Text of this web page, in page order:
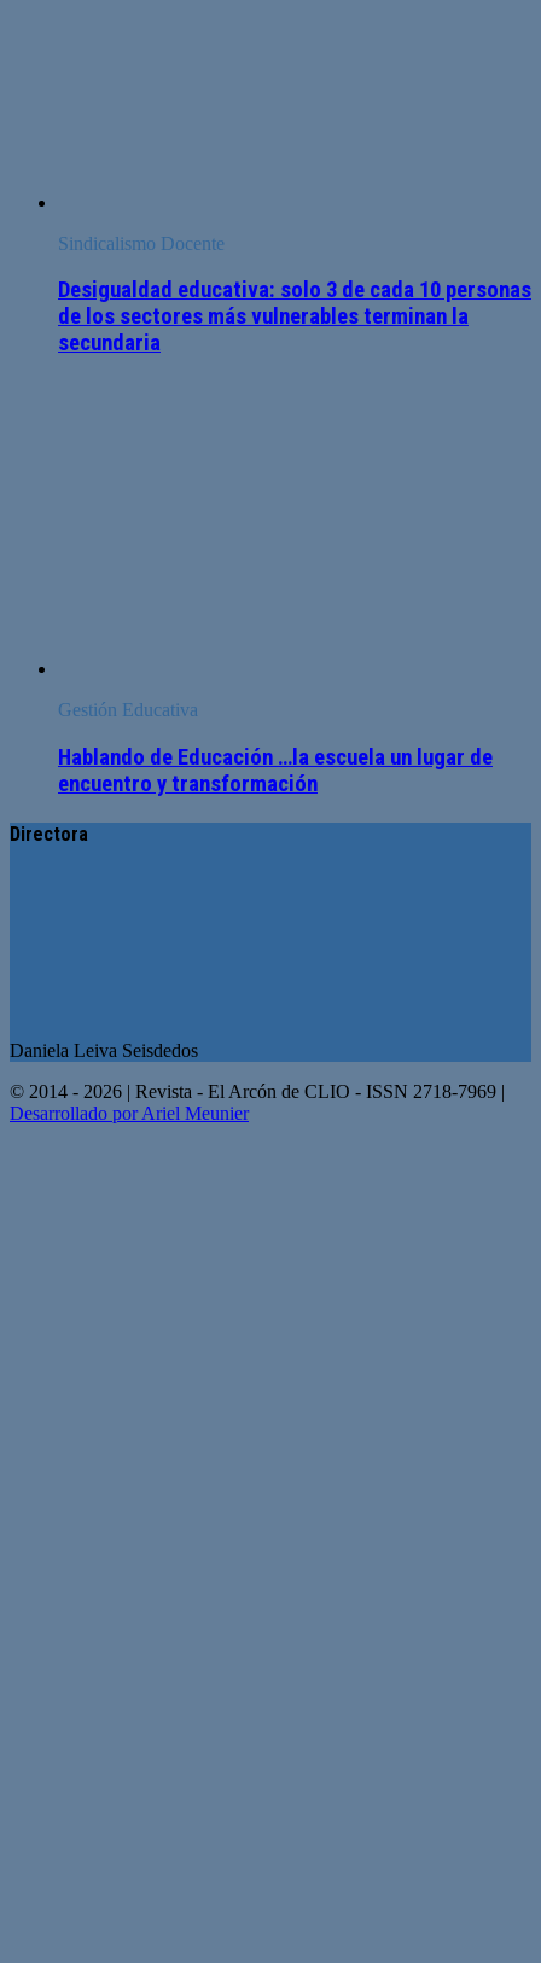
Sindicalismo Docente
Desigualdad educativa: solo 3 de cada 10 personas
de los sectores más vulnerables terminan la
secundaria
Gestión Educativa
Hablando de Educación …la escuela un lugar de
encuentro y transformación
Directora
Daniela Leiva Seisdedos
© 2014 - 2026 | Revista - El Arcón de CLIO - ISSN 2718-7969 |
Desarrollado por Ariel Meunier